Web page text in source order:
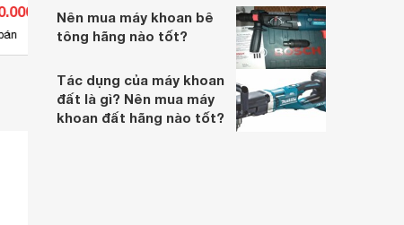
đ
30x460mm
Giá từ 302.500 đ
Có 9
Nên mua máy khoan bê
tông hãng nào tốt?
Tác dụng của máy khoan
đất là gì? Nên mua máy
khoan đất hãng nào tốt?